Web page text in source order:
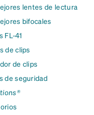
lentes de lectura
bifocales
FL-41
de clips
de clips
de seguridad